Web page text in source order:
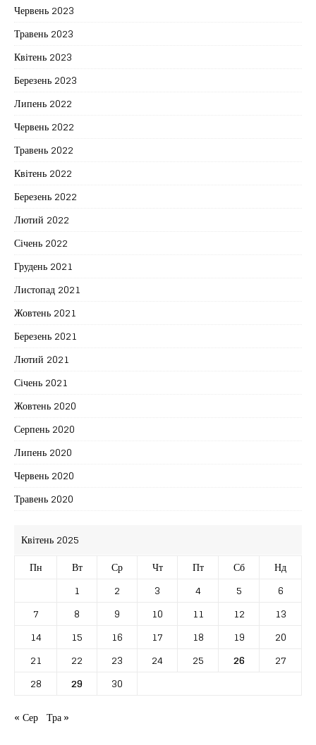
Червень 2023
Травень 2023
Квітень 2023
Березень 2023
Липень 2022
Червень 2022
Травень 2022
Квітень 2022
Березень 2022
Лютий 2022
Січень 2022
Грудень 2021
Листопад 2021
Жовтень 2021
Березень 2021
Лютий 2021
Січень 2021
Жовтень 2020
Серпень 2020
Липень 2020
Червень 2020
Травень 2020
Квітень 2025
Пн
Вт Ср Чт Пт Сб
Нд
1
2 3 4 5
6
7
8 9 10 11 12
13
14
15 16 17 18 19
20
21
22 23 24 25 26
27
28
29
30
« Сер Тра »